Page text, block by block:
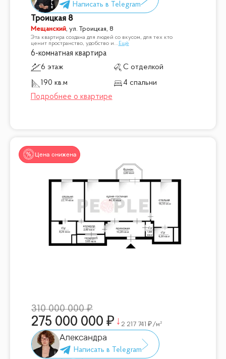
Троицкая 8
Мещанский, ул. Троицкая, 8
Эта квартира создана для людей со вкусом, для тех кто
ценит пространство, удобство и... Ещё
6-комнатная квартира
6 этаж
С отделкой
190 кв.м
4 спальни
Цена снижена
310 000 000
275 000 000 2 217 741 /м²
Александра